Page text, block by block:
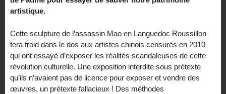
artistique.
Cette sculpture de l’assassin Mao en Languedoc Roussillon
fera froid dans le dos aux artistes chinois censurés en 2010
qui ont essayé d’exposer les réalités scandaleuses de cette
révolution culturelle. Une exposition interdite sous prétexte
qu’ils n’avaient pas de licence pour exposer et vendre des
œuvres, un prétexte fallacieux ! Des méthodes